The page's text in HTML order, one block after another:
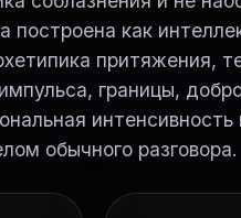
построена как
притяжения,
границы,
обычного разговора.